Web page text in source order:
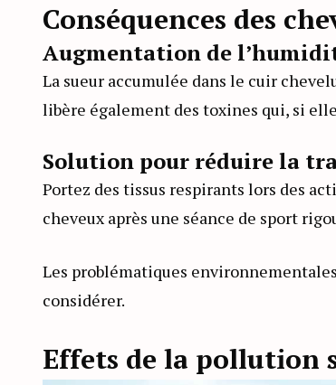
Conséquences des
Augmentation de
La sueur accumulée dans le cuir
libère également des toxines qui, si
Solution pour réduire la
Portez des tissus respirants lors des
cheveux après une séance de sport
Les problématiques
considérer.
Effets de la pollution